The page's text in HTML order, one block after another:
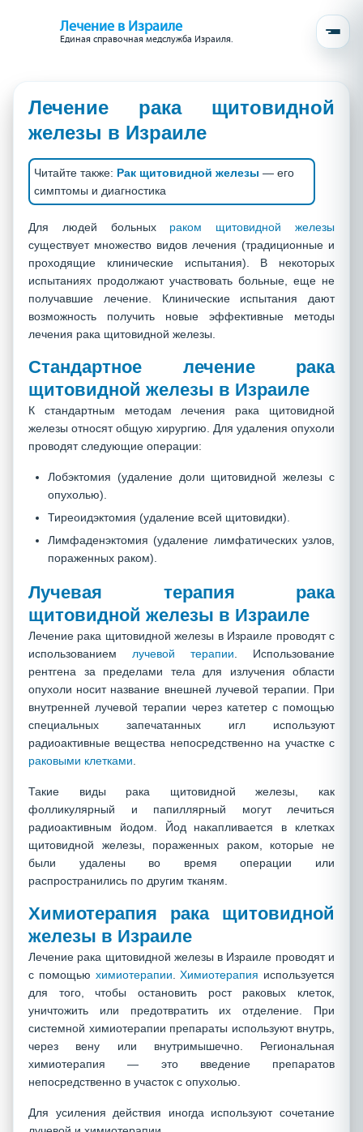
Лечение в Израиле
Единая справочная медслужба Израиля.
Лечение рака щитовидной
железы в Израиле
Читайте также: Рак щитовидной железы — его
симптомы и диагностика
Для людей больных раком щитовидной железы
существует множество видов лечения (традиционные и
проходящие клинические испытания). В некоторых
испытаниях продолжают участвовать больные, еще не
получавшие лечение. Клинические испытания дают
возможность получить новые эффективные методы
лечения рака щитовидной железы.
Стандартное лечение рака
щитовидной железы в Израиле
К стандартным методам лечения рака щитовидной
железы относят общую хирургию. Для удаления опухоли
проводят следующие операции:
Лобэктомия (удаление доли щитовидной железы с
опухолью).
Тиреоидэктомия (удаление всей щитовидки).
Лимфаденэктомия (удаление лимфатических узлов,
пораженных раком).
Лучевая терапия рака
щитовидной железы в Израиле
Лечение рака щитовидной железы в Израиле проводят с
использованием лучевой терапии . Использование
рентгена за пределами тела для излучения области
опухоли носит название внешней лучевой терапии. При
внутренней лучевой терапии через катетер с помощью
специальных запечатанных игл используют
радиоактивные вещества непосредственно на участке с
раковыми клетками
Такие виды рака щитовидной железы, как
фолликулярный и папиллярный могут лечиться
радиоактивным йодом. Йод накапливается в клетках
щитовидной железы, пораженных раком, которые не
были удалены во время операции или
распространились по другим тканям.
Химиотерапия рака щитовидной
железы в Израиле
Лечение рака щитовидной железы в Израиле проводят и
с помощью химиотерапии .Химиотерапия используется
для того, чтобы остановить рост раковых клеток,
уничтожить или предотвратить их отделение. При
системной химиотерапии препараты используют внутрь,
через вену или внутримышечно. Региональная
химиотерапия — это введение препаратов
непосредственно в участок с опухолью.
Для усиления действия иногда используют сочетание